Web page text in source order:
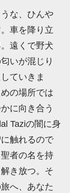
な、ひんや
車を降り立
遠くで野犬
いが混じり
ていきま
の場所では
に向き合う
Taziの闇に身
触れるので
者の名を持
き放つ。そ
へ、あなた